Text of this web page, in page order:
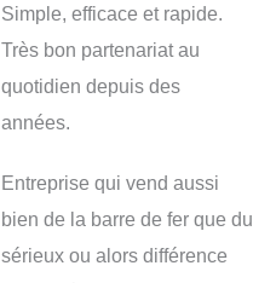
Simple, efficace et rapide.
Très bon partenariat au
quotidien depuis des
années.
Entreprise qui vend aussi
bien de la barre de fer que du
sérieux ou alors différence